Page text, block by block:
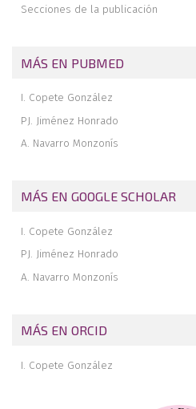
Secciones de la publicación
MÁS EN PUBMED
I. Copete González
PJ. Jiménez Honrado
A. Navarro Monzonís
MÁS EN GOOGLE SCHOLAR
I. Copete González
PJ. Jiménez Honrado
A. Navarro Monzonís
MÁS EN ORCID
I. Copete González